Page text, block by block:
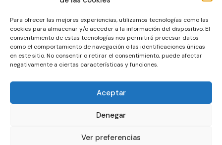
Para ofrecer las mejores experiencias, utilizamos tecnologías como las
cookies para almacenar y/o acceder a la información del dispositivo. El
consentimiento de estas tecnologías nos permitirá procesar datos
como el comportamiento de navegación o las identificaciones únicas
en este sitio. No consentir o retirar el consentimiento, puede afectar
negativamente a ciertas características y funciones.
Aceptar
Denegar
Ver preferencias
© La Servilleta - El Blog de Paco Prieto